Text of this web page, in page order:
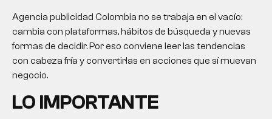
Agencia publicidad Colombia no se trabaja en el vacío:
cambia con plataformas, hábitos de búsqueda y nuevas
formas de decidir. Por eso conviene leer las tendencias
con cabeza fría y convertirlas en acciones que sí muevan
negocio.
LO IMPORTANTE